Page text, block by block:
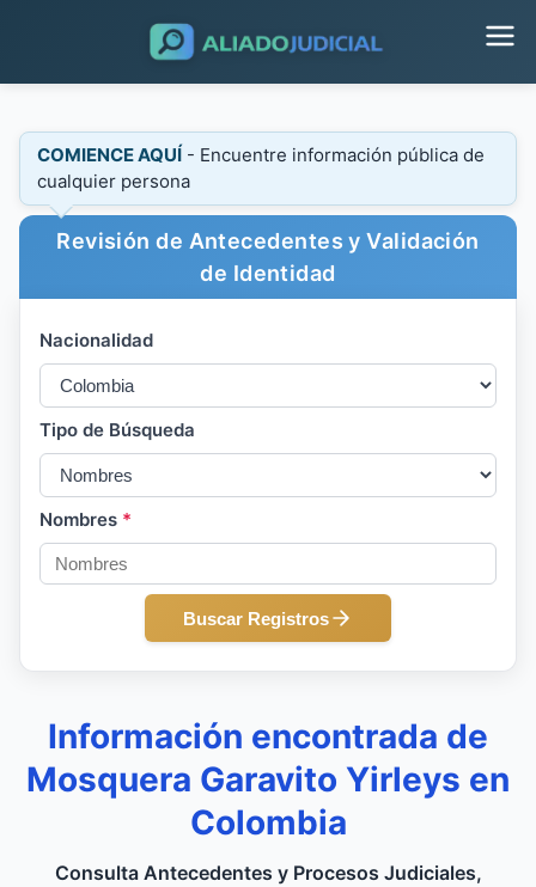
COMIENCE AQUÍ - Encuentre información pública de
cualquier persona
Revisión de Antecedentes y Validación
de Identidad
Nacionalidad
Tipo de Búsqueda
Nombres *
Buscar Registros
Información encontrada de
Mosquera Garavito Yirleys en
Colombia
Consulta Antecedentes y Procesos Judiciales,